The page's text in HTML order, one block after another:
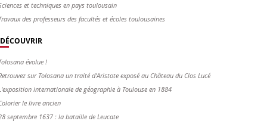
et techniques en pays toulousain
des professeurs des facultés et écoles toulousaines
DÉCOUVRIR
évolue !
sur Tolosana un traité d'Aristote exposé au Château du Clos Lucé
internationale de géographie à Toulouse en 1884
le livre ancien
septembre 1637 : la bataille de Leucate